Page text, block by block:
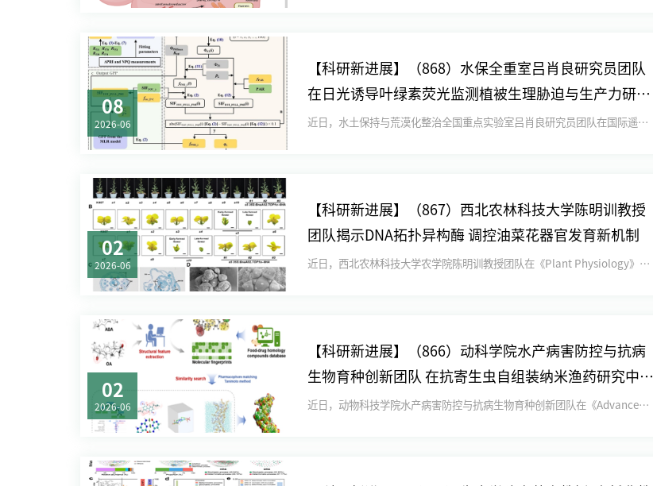
08
2026-06
【科研新进展】（868）水保全重室吕肖良研究员团队
在日光诱导叶绿素荧光监测植被生理胁迫与生产力研究
中取得新进展
近日，水土保持与荒漠化整治全国重点实验室吕肖良研究员团队在国际遥感领域顶级期刊《环境遥感》（Remote Sens...
02
2026-06
【科研新进展】（867）西北农林科技大学陈明训教授
团队揭示DNA拓扑异构酶 调控油菜花器官发育新机制
近日，西北农林科技大学农学院陈明训教授团队在《Plant Physiology》期刊发表题为“BnaA02.TOP...
02
2026-06
【科研新进展】（866）动科学院水产病害防控与抗病
生物育种创新团队 在抗寄生虫自组装纳米渔药研究中取
得新进展
近日，动物科技学院水产病害防控与抗病生物育种创新团队在《Advanced Science》在线发表题为 “A Co...